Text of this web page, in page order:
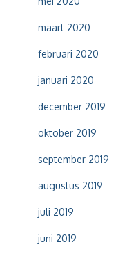
maart 2020
februari 2020
januari 2020
december 2019
oktober 2019
september 2019
augustus 2019
juli 2019
juni 2019